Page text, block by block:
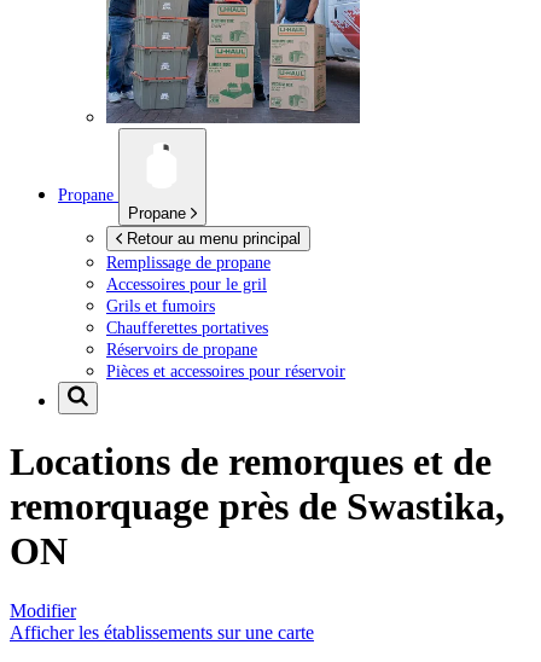
Propane
Propane
Retour au menu principal
Remplissage de propane
Accessoires pour le gril
Grils et fumoirs
Chaufferettes portatives
Réservoirs de propane
Pièces et accessoires pour réservoir
Locations de remorques et de
remorquage près de Swastika,
ON
Modifier
Afficher les établissements sur une carte